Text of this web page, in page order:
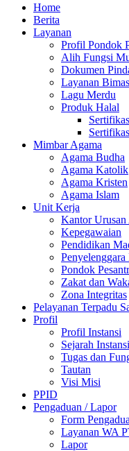
Home
Berita
Layanan
Profil Pondok
Alih Fungsi
Dokumen
Layanan
Lagu Merdu
Produk Halal
Mimbar Agama
Agama Budha
Agama Katolik
Agama Kristen
Agama Islam
Unit Kerja
Kantor Urusan
Kepegawaian
Pendidikan
Pondok
Zakat dan
Zona Integritas
Pelayanan Terpadu
Profil
Profil Instansi
Sejarah
Tugas dan
Tautan
Visi Misi
PPID
Pengaduan / Lapor
Form
Layanan WA
Lapor